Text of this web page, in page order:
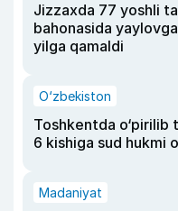
Jizzaxda 77 yoshli
bahonasida
yilga qamaldi
O‘zbekiston
Toshkentda o‘pirilib
6 kishiga sud hukmi
Madaniyat